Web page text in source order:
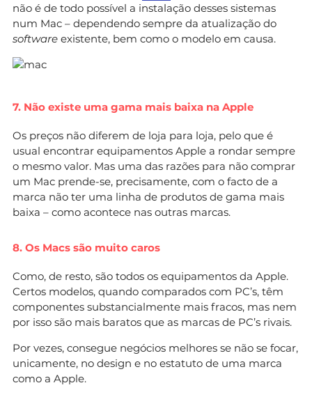
não é de todo possível a instalação desses sistemas
num Mac – dependendo sempre da atualização do
software existente, bem como o modelo em causa.
7. Não existe uma gama mais baixa na Apple
Os preços não diferem de loja para loja, pelo que é
usual encontrar equipamentos Apple a rondar sempre
o mesmo valor. Mas uma das razões para não comprar
um Mac prende-se, precisamente, com o facto de a
marca não ter uma linha de produtos de gama mais
baixa – como acontece nas outras marcas.
8. Os Macs são muito caros
Como, de resto, são todos os equipamentos da Apple.
Certos modelos, quando comparados com PC’s, têm
componentes substancialmente mais fracos, mas nem
por isso são mais baratos que as marcas de PC’s rivais.
Por vezes, consegue negócios melhores se não se focar,
unicamente, no design e no estatuto de uma marca
como a Apple.